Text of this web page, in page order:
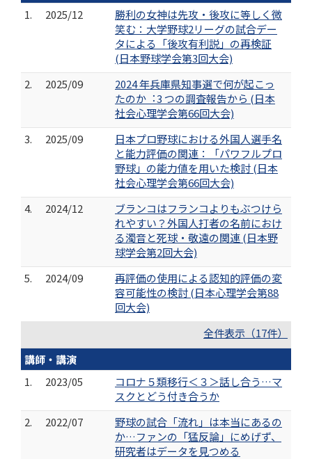
1.
2025/12
勝利の女神は先攻・後攻に等しく微
笑む：大学野球2リーグの試合デー
タによる「後攻有利説」の再検証
(日本野球学会第3回大会)
2.
2025/09
2024 年兵庫県知事選で何が起こっ
たのか︓3 つの調査報告から (日本
社会心理学会第66回大会)
3.
2025/09
日本プロ野球における外国人選手名
と能力評価の関連：「パワフルプロ
野球」の能力値を用いた検討 (日本
社会心理学会第66回大会)
4.
2024/12
ブランコはフランコよりもぶつけら
れやすい？外国人打者の名前におけ
る濁音と死球・敬遠の関連 (日本野
球学会第2回大会)
5.
2024/09
再評価の使用による認知的評価の変
容可能性の検討 (日本心理学会第88
回大会)
全件表示（17件）
講師・講演
1.
2023/05
コロナ５類移行＜３＞話し合う…マ
スクとどう付き合うか
2.
2022/07
野球の試合「流れ」は本当にあるの
か…ファンの「猛反論」にめげず、
研究者はデータを見つめる